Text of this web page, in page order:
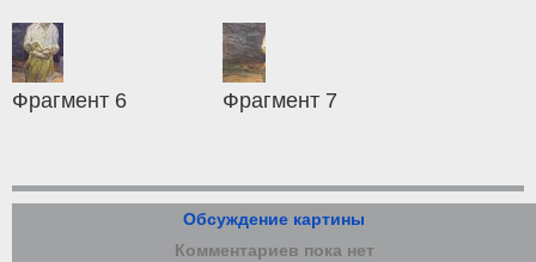
Фрагмент 6 Фрагмент 7
Обсуждение картины
Комментариев пока нет